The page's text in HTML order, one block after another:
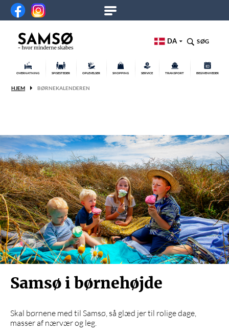
DA SØG
OVERNATNING SPISESTEDER OPLEVELSER SHOPPING SERVICE TRANSPORT BEGIVENHEDER
HJEM BØRNEKALENDEREN
Samsø i børnehøjde
Skal børnene med til Samsø, så glæd jer til rolige dage,
masser af nærvær og leg.